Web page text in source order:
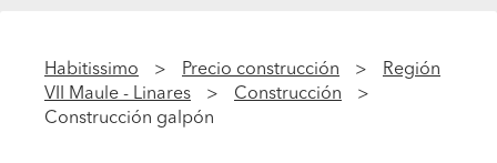
Habitissimo Precio construcción
Región
VII Maule - Linares
Construcción
Construcción galpón